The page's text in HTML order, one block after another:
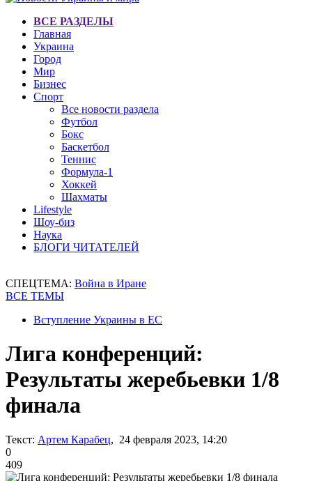
ВСЕ РАЗДЕЛЫ
Главная
Украина
Город
Мир
Бизнес
Спорт
Все новости раздела
Футбол
Бокс
Баскетбол
Теннис
Формула-1
Хоккей
Шахматы
Lifestyle
Шоу-биз
Наука
БЛОГИ ЧИТАТЕЛЕЙ
СПЕЦТЕМА: Война в Иране
ВСЕ ТЕМЫ
Вступление Украины в ЕС
Лига конференций:
Результаты жеребьевки 1/8
финала
Текст: Артем Карабец, 24 февраля 2023, 14:20
0
409